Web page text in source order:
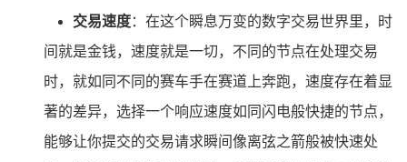
交易速度：在这个瞬息万变的数字交易世界里，时
间就是金钱，速度就是一切，不同的节点在处理交易
时，就如同不同的赛车手在赛道上奔跑，速度存在着显
著的差异，选择一个响应速度如同闪电般快捷的节点，
能够让你提交的交易请求瞬间像离弦之箭般被快速处